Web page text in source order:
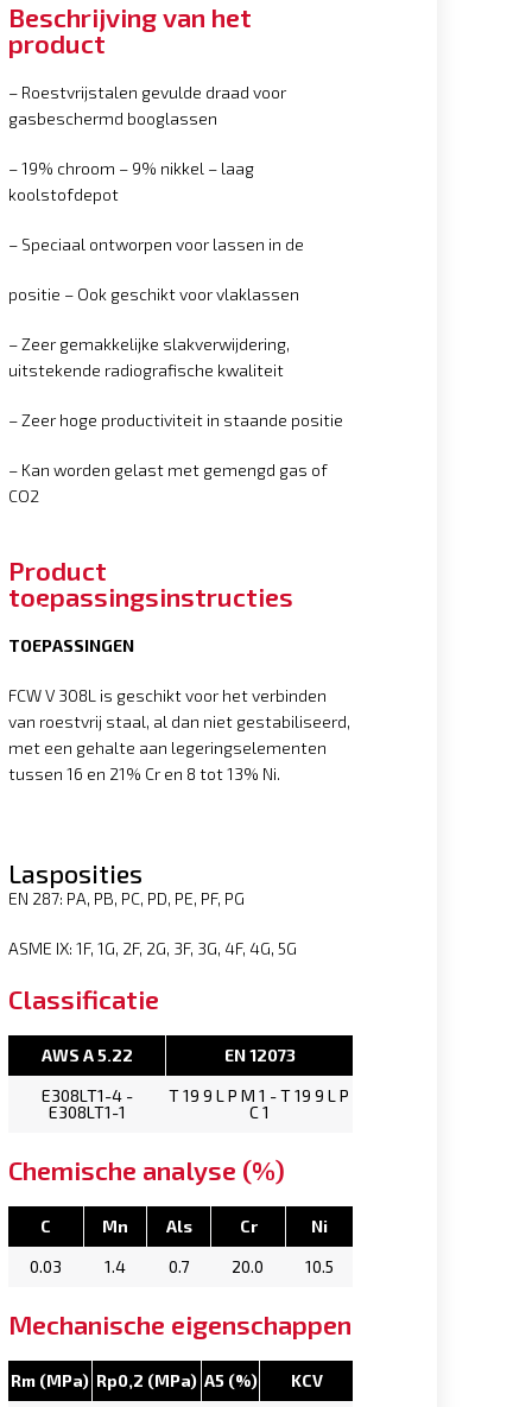
Beschrijving van het
product
– Roestvrijstalen gevulde draad voor
gasbeschermd booglassen
– 19% chroom – 9% nikkel – laag
koolstofdepot
– Speciaal ontworpen voor lassen in de
positie – Ook geschikt voor vlaklassen
– Zeer gemakkelijke slakverwijdering,
uitstekende radiografische kwaliteit
– Zeer hoge productiviteit in staande positie
– Kan worden gelast met gemengd gas of
CO2
Product
toepassingsinstructies
TOEPASSINGEN
FCW V 308L is geschikt voor het verbinden
van roestvrij staal, al dan niet gestabiliseerd,
met een gehalte aan legeringselementen
tussen 16 en 21% Cr en 8 tot 13% Ni.
Lasposities
EN 287: PA, PB, PC, PD, PE, PF, PG
ASME IX: 1F, 1G, 2F, 2G, 3F, 3G, 4F, 4G, 5G
Classificatie
AWS A 5.22
EN 12073
E308LT1-4 -
E308LT1-1
T 19 9 L P M 1 - T 19 9 L P
C 1
Chemische analyse (%)
C Mn Als Cr
Ni
0.03
1.4 0.7 20.0 10.5
Mechanische eigenschappen
Rm (MPa) Rp0,2 (MPa) A5 (%)
KCV